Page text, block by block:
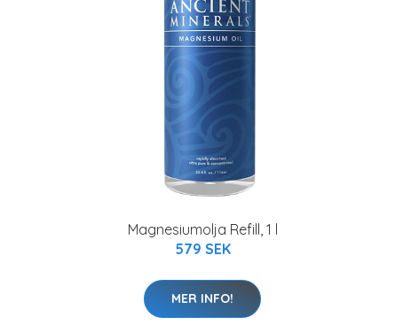
Magnesiumolja Refill, 1 l
579 SEK
MER INFO!